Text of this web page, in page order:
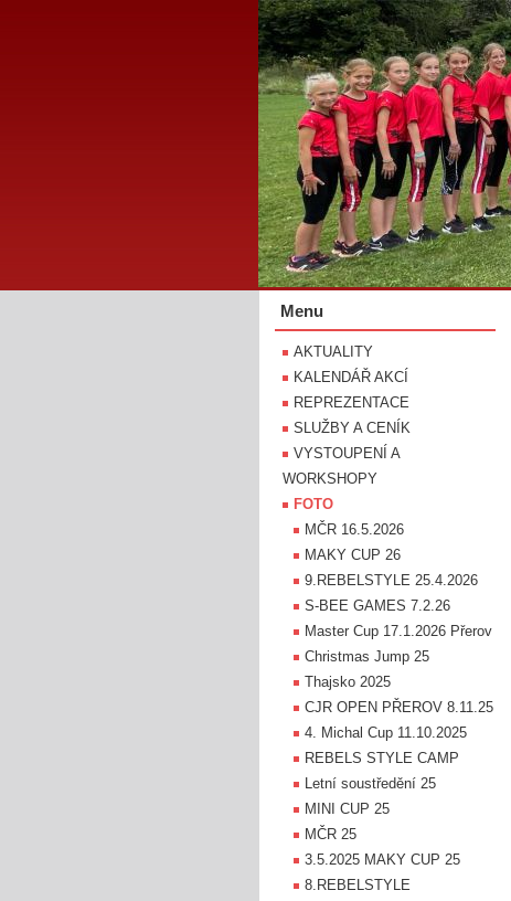
Menu
AKTUALITY
KALENDÁŘ AKCÍ
REPREZENTACE
SLUŽBY A CENÍK
VYSTOUPENÍ A
WORKSHOPY
FOTO
MČR 16.5.2026
MAKY CUP 26
9.REBELSTYLE 25.4.2026
S-BEE GAMES 7.2.26
Master Cup 17.1.2026 Přerov
Christmas Jump 25
Thajsko 2025
CJR OPEN PŘEROV 8.11.25
4. Michal Cup 11.10.2025
REBELS STYLE CAMP
Letní soustředění 25
MINI CUP 25
MČR 25
3.5.2025 MAKY CUP 25
8.REBELSTYLE